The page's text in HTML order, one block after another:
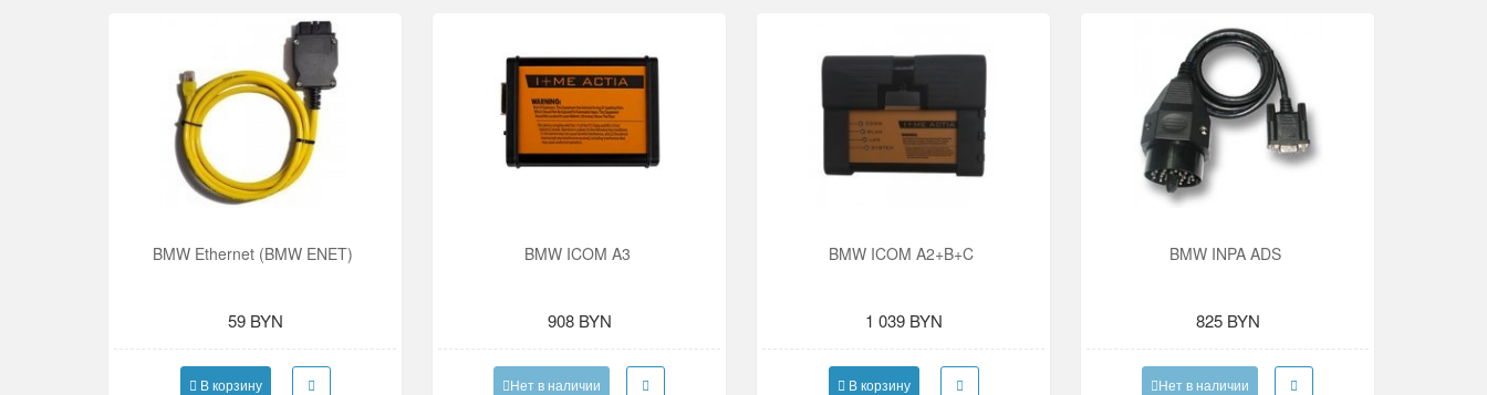
BMW Ethernet (BMW ENET)
59 BYN
В корзину
BMW ICOM A3
908 BYN
Нет в наличии
BMW ICOM A2+B+C
1 039 BYN
В корзину
BMW INPA ADS
825 BYN
Нет в наличии